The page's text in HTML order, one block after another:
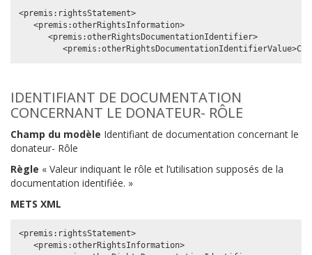
<premis:rightsStatement>
   <premis:otherRightsInformation>
      <premis:otherRightsDocumentationIdentifier>
IDENTIFIANT DE DOCUMENTATION
CONCERNANT LE DONATEUR- RÔLE
Champ du modèle Identifiant de documentation concernant le
donateur- Rôle
Règle « Valeur indiquant le rôle et l’utilisation supposés de la
documentation identifiée. »
METS XML
<premis:rightsStatement>
   <premis:otherRightsInformation>